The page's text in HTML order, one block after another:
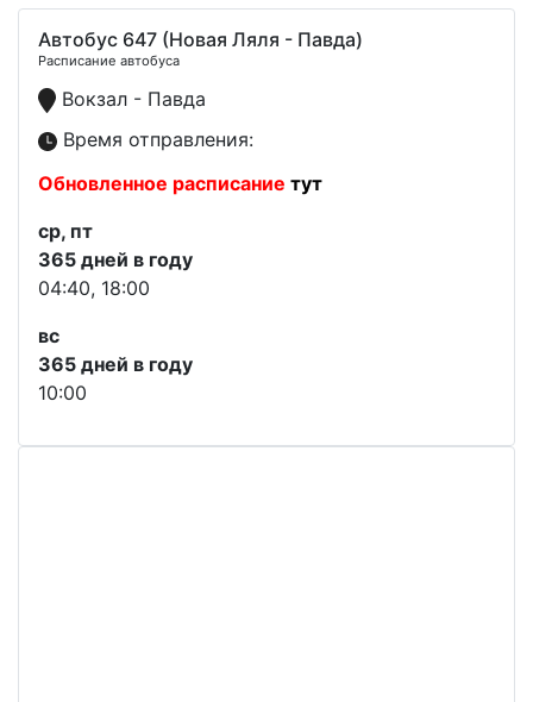
Автобус 647 (Новая Ляля - Павда)
Расписание автобуса
Вокзал - Павда
Время отправления:
Обновленное расписание тут
ср, пт
365 дней в году
04:40, 18:00
вс
365 дней в году
10:00